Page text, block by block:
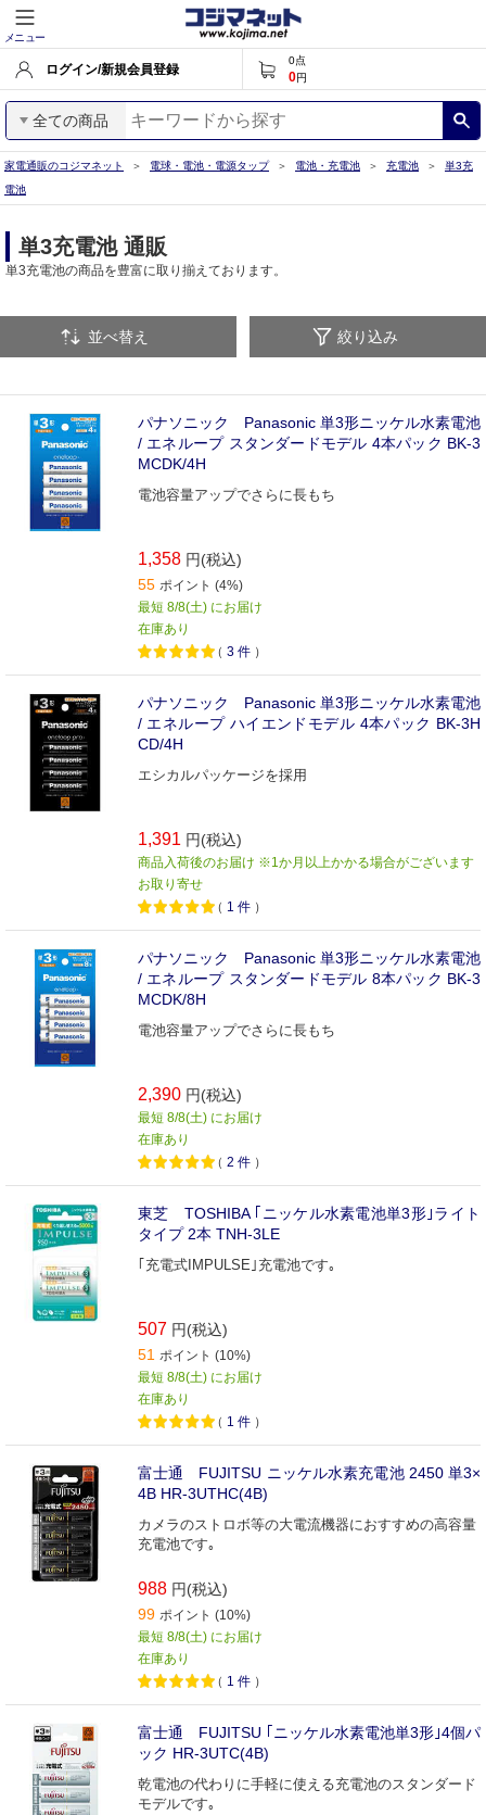
メニュー
ログイン/新規会員登録
0点
0円
全ての商品
家電通販のコジマネット 電球・電池・電源タップ 電池・充電池 充電池
単3充
電池
単3充電池 通販
単3充電池の商品を豊富に取り揃えております。
並べ替え 絞り込み
パナソニック Panasonic 単3形ニッケル水素電池
/ エネループ スタンダードモデル 4本パック BK-3
MCDK/4H
電池容量アップでさらに長もち
1,358 円(税込)
55 ポイント (4%)
最短 8/8(土) にお届け
在庫あり
（ 3 件 ）
パナソニック Panasonic 単3形ニッケル水素電池
/ エネループ ハイエンドモデル 4本パック BK-3H
CD/4H
エシカルパッケージを採用
1,391 円(税込)
商品入荷後のお届け ※1か月以上かかる場合がございます
お取り寄せ
（ 1 件 ）
パナソニック Panasonic 単3形ニッケル水素電池
/ エネループ スタンダードモデル 8本パック BK-3
MCDK/8H
電池容量アップでさらに長もち
2,390 円(税込)
最短 8/8(土) にお届け
在庫あり
（ 2 件 ）
東芝 TOSHIBA ｢ニッケル水素電池単3形｣ライト
タイプ 2本 TNH-3LE
｢充電式IMPULSE｣充電池です｡
507 円(税込)
51 ポイント (10%)
最短 8/8(土) にお届け
在庫あり
（ 1 件 ）
富士通 FUJITSU ニッケル水素充電池 2450 単3×
4B HR-3UTHC(4B)
カメラのストロボ等の大電流機器におすすめの高容量
充電池です｡
988 円(税込)
99 ポイント (10%)
最短 8/8(土) にお届け
在庫あり
（ 1 件 ）
富士通 FUJITSU ｢ニッケル水素電池単3形｣4個パ
ック HR-3UTC(4B)
乾電池の代わりに手軽に使える充電池のスタンダード
モデルです｡